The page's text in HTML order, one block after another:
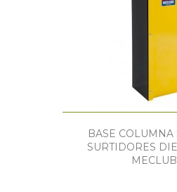
BASE COLUMNA
SURTIDORES